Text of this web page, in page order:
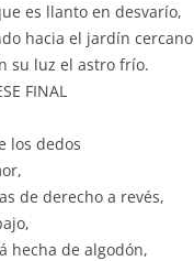
es llanto en desvarío,
hacia el jardín cercano
su luz el astro frío.
FINAL
los dedos
de derecho a revés,
hecha de algodón,